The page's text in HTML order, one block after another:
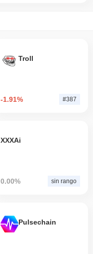
Troll
-1.91% #387
XXXAi
0.00% sin rango
Pulsechain